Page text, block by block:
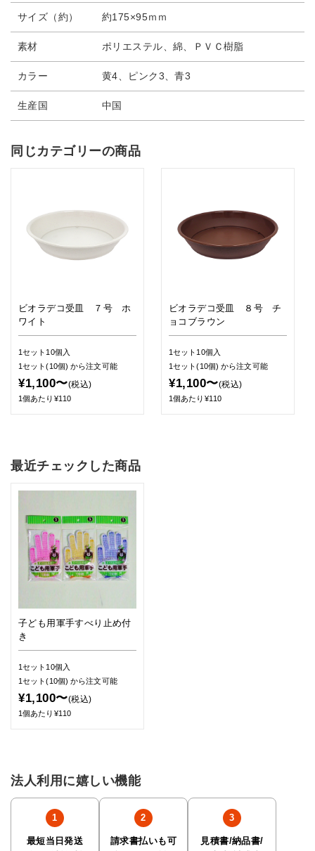
サイズ（約） 約175×95ｍｍ
素材 ポリエステル、綿、ＰＶＣ樹脂
カラー 黄4、ピンク3、青3
生産国 中国
同じカテゴリーの商品
ビオラデコ受皿 ７号 ホ
ワイト
1セット10個入
1セット(10個)から注文可能
¥1,100〜(税込)
1個あたり¥110
ビオラデコ受皿 ８号 チ
ョコブラウン
1セット10個入
1セット(10個)から注文可能
¥1,100〜(税込)
1個あたり¥110
最近チェックした商品
子ども用軍手すべり止め付
き
1セット10個入
1セット(10個)から注文可能
¥1,100〜(税込)
1個あたり¥110
法人利用に嬉しい機能
最短当日発送 請求書払いも可 見積書/納品書/